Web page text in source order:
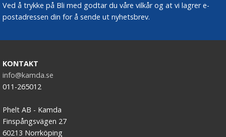
Ved å trykke på Bli med godtar du våre vilkår og at vi lagrer e-
postadressen din for å sende ut nyhetsbrev.
KONTAKT
info@kamda.se
011-265012
Phelt AB - Kamda
Finspångsvägen 27
60213 Norrköping